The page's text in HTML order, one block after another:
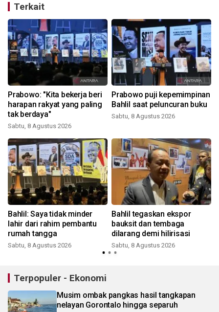
Terkait
Prabowo: "Kita bekerja beri
harapan rakyat yang paling
tak berdaya"
Sabtu, 8 Agustus 2026
Prabowo puji kepemimpinan
Bahlil saat peluncuran buku
Sabtu, 8 Agustus 2026
Bahlil: Saya tidak minder
lahir dari rahim pembantu
rumah tangga
Sabtu, 8 Agustus 2026
Bahlil tegaskan ekspor
bauksit dan tembaga
dilarang demi hilirisasi
Sabtu, 8 Agustus 2026
Terpopuler - Ekonomi
Musim ombak pangkas hasil tangkapan
nelayan Gorontalo hingga separuh